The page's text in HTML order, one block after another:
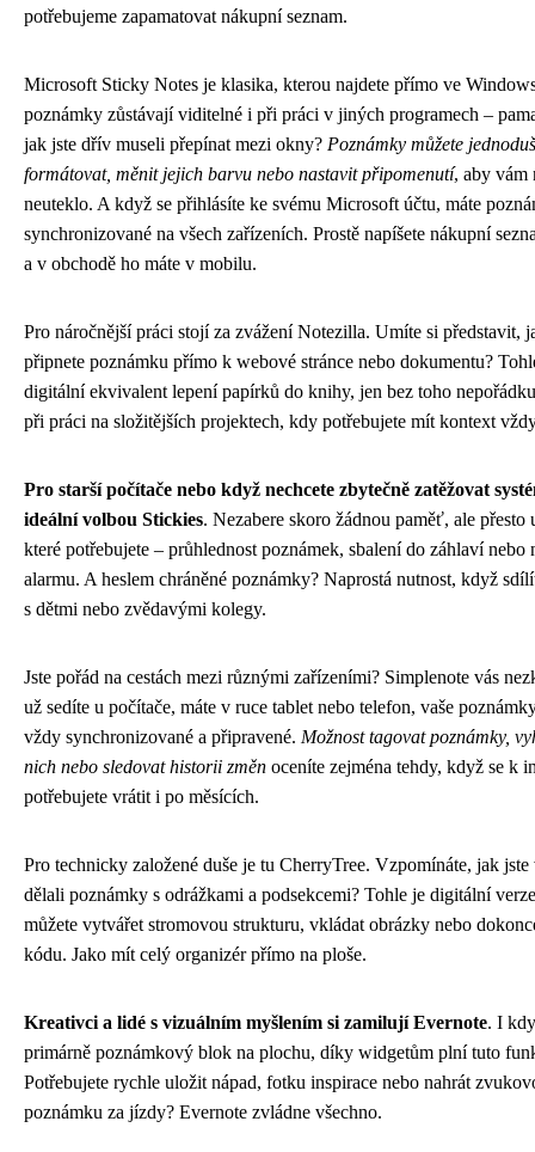
potřebujeme zapamatovat nákupní seznam.
Microsoft Sticky Notes je klasika, kterou najdete přímo ve
poznámky zůstávají viditelné i při práci v jiných programech –
jak jste dřív museli přepínat mezi okny? Poznámky můžete
formátovat, měnit jejich barvu nebo nastavit připomenutí, aby vám
neuteklo. A když se přihlásíte ke svému Microsoft účtu, máte
synchronizované na všech zařízeních. Prostě napíšete nákupní
a v obchodě ho máte v mobilu.
Pro náročnější práci stojí za zvážení Notezilla. Umíte si představit,
připnete poznámku přímo k webové stránce nebo dokumentu?
digitální ekvivalent lepení papírků do knihy, jen bez toho
při práci na složitějších projektech, kdy potřebujete mít kontext
Pro starší počítače nebo když nechcete zbytečně zatěžovat
ideální volbou Stickies. Nezabere skoro žádnou paměť, ale přesto
které potřebujete – průhlednost poznámek, sbalení do záhlaví nebo
alarmu. A heslem chráněné poznámky? Naprostá nutnost, když
s dětmi nebo zvědavými kolegy.
Jste pořád na cestách mezi různými zařízeními? Simplenote vás
už sedíte u počítače, máte v ruce tablet nebo telefon, vaše
vždy synchronizované a připravené. Možnost tagovat poznámky,
nich nebo sledovat historii změn oceníte zejména tehdy, když se k
potřebujete vrátit i po měsících.
Pro technicky založené duše je tu CherryTree. Vzpomínáte, jak jste
dělali poznámky s odrážkami a podsekcemi? Tohle je digitální
můžete vytvářet stromovou strukturu, vkládat obrázky nebo
kódu. Jako mít celý organizér přímo na ploše.
Kreativci a lidé s vizuálním myšlením si zamilují Evernote. I
primárně poznámkový blok na plochu, díky widgetům plní tuto
Potřebujete rychle uložit nápad, fotku inspirace nebo nahrát
poznámku za jízdy? Evernote zvládne všechno.